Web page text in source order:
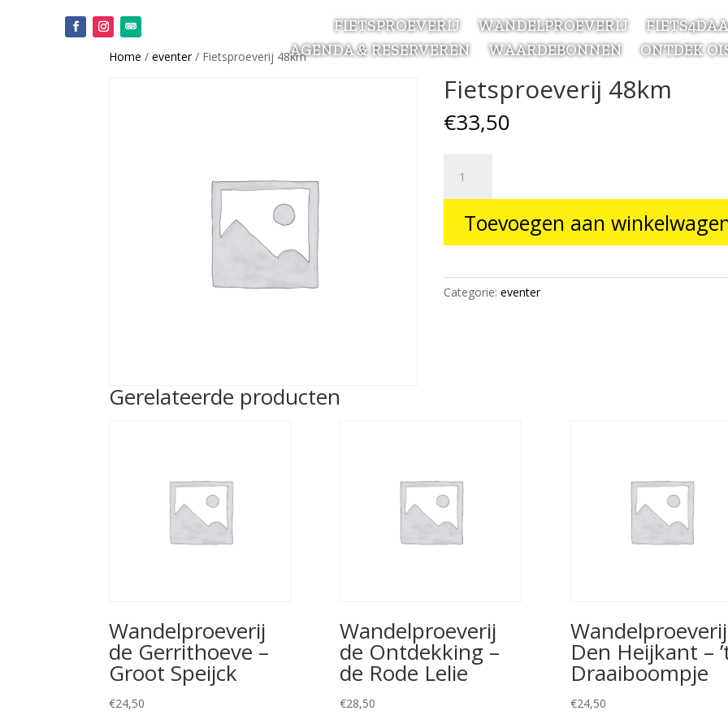
FIETSPROEVERIJ WANDELPROEVERIJ
AGENDA & RESERVEREN
WAARDEBONNEN ONTDEK
Home /eventer/ Fietsproeverij 48km
Fietsproeverij 48km
€33,50
48km
aantal
Toevoegen aan
Categorie:eventer
Gerelateerde producten
Wandelproeverij
de Gerrithoeve –
Groot Speijck
€24,50
Wandelproeverij
de Ontdekking –
de Rode Lelie
€28,50
Wandelproeverij
Den Heijkant –
Draaiboompje
€24,50